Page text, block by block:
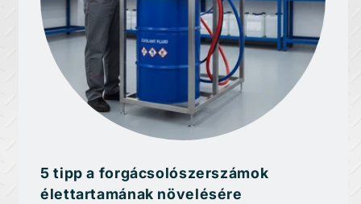
5 tipp a forgácsolószerszámok
élettartamának növelésére